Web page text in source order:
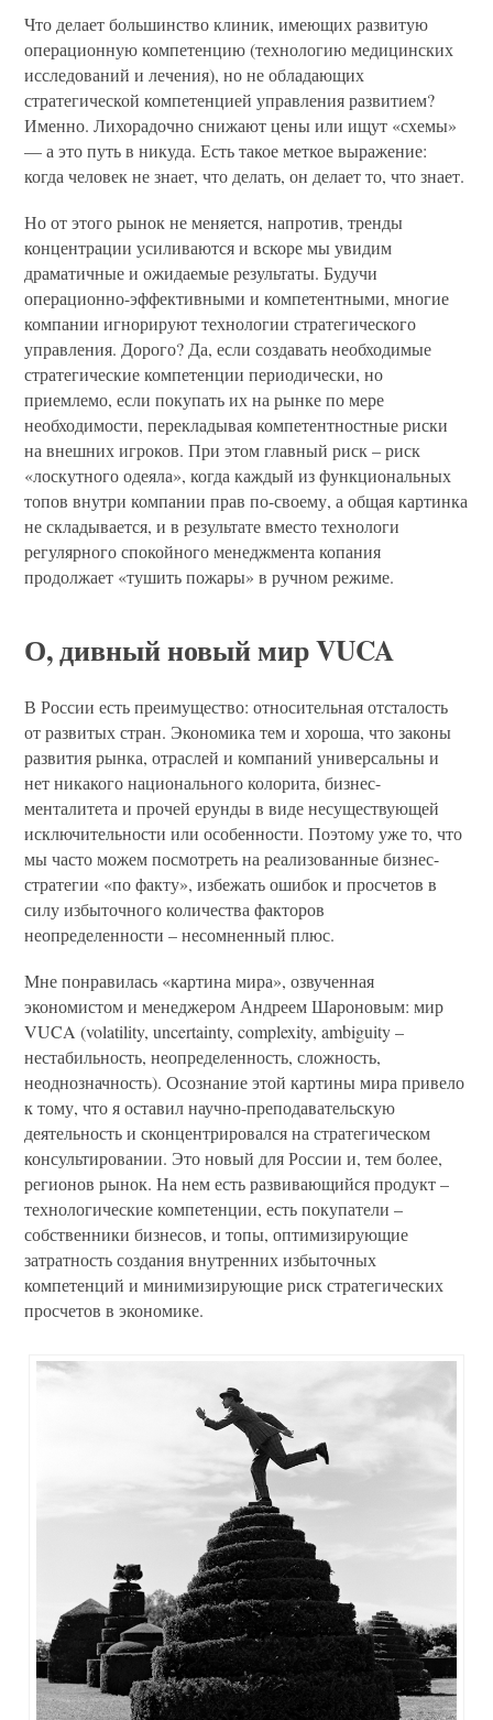
Что делает большинство клиник, имеющих развитую
операционную компетенцию (технологию медицинских
исследований и лечения), но не обладающих
стратегической компетенцией управления развитием?
Именно. Лихорадочно снижают цены или ищут «схемы»
— а это путь в никуда. Есть такое меткое выражение:
когда человек не знает, что делать, он делает то, что знает.
Но от этого рынок не меняется, напротив, тренды
концентрации усиливаются и вскоре мы увидим
драматичные и ожидаемые результаты. Будучи
операционно-эффективными и компетентными, многие
компании игнорируют технологии стратегического
управления. Дорого? Да, если создавать необходимые
стратегические компетенции периодически, но
приемлемо, если покупать их на рынке по мере
необходимости, перекладывая компетентностные риски
на внешних игроков. При этом главный риск – риск
«лоскутного одеяла», когда каждый из функциональных
топов внутри компании прав по-своему, а общая картинка
не складывается, и в результате вместо технологи
регулярного спокойного менеджмента копания
продолжает «тушить пожары» в ручном режиме.
О, дивный новый мир VUCA
В России есть преимущество: относительная отсталость
от развитых стран. Экономика тем и хороша, что законы
развития рынка, отраслей и компаний универсальны и
нет никакого национального колорита, бизнес-
менталитета и прочей ерунды в виде несуществующей
исключительности или особенности. Поэтому уже то, что
мы часто можем посмотреть на реализованные бизнес-
стратегии «по факту», избежать ошибок и просчетов в
силу избыточного количества факторов
неопределенности – несомненный плюс.
Мне понравилась «картина мира», озвученная
экономистом и менеджером Андреем Шароновым: мир
VUCA (volatility, uncertainty, complexity, ambiguity –
нестабильность, неопределенность, сложность,
неоднозначность). Осознание этой картины мира привело
к тому, что я оставил научно-преподавательскую
деятельность и сконцентрировался на стратегическом
консультировании. Это новый для России и, тем более,
регионов рынок. На нем есть развивающийся продукт –
технологические компетенции, есть покупатели –
собственники бизнесов, и топы, оптимизирующие
затратность создания внутренних избыточных
компетенций и минимизирующие риск стратегических
просчетов в экономике.